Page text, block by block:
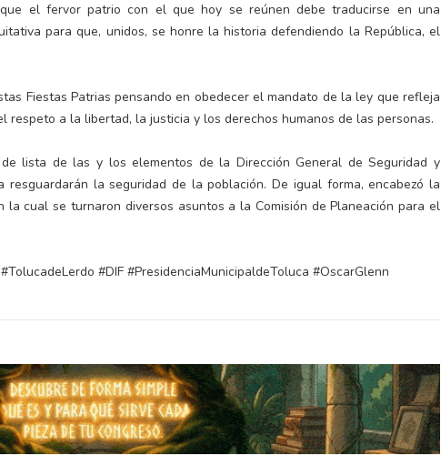
el fervor patrio con el que hoy se reúnen debe traducirse en una
para que, unidos, se honre la historia defendiendo la República, el
Fiestas Patrias pensando en obedecer el mandato de la ley que refleja
respeto a la libertad, la justicia y los derechos humanos de las personas.
lista de las y los elementos de la Dirección General de Seguridad y
la seguridad de la población. De igual forma, encabezó la
la cual se turnaron diversos asuntos a la Comisión de Planeación para el
#DIF #PresidenciaMunicipaldeToluca #OscarGlenn